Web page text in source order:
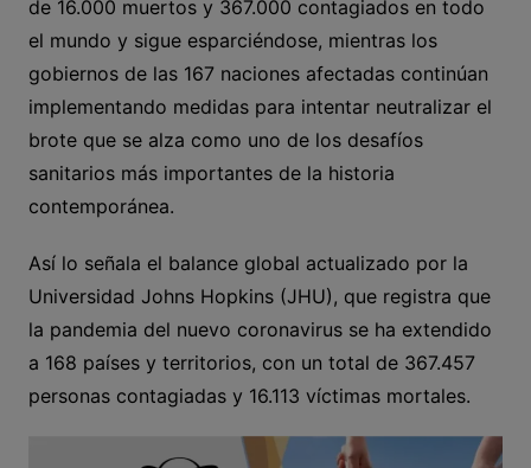
de 16.000 muertos y 367.000 contagiados en todo
el mundo y sigue esparciéndose, mientras los
gobiernos de las 167 naciones afectadas continúan
implementando medidas para intentar neutralizar el
brote que se alza como uno de los desafíos
sanitarios más importantes de la historia
contemporánea.
Así lo señala el balance global actualizado por la
Universidad Johns Hopkins (JHU), que registra que
la pandemia del nuevo coronavirus se ha extendido
a 168 países y territorios, con un total de 367.457
personas contagiadas y 16.113 víctimas mortales.